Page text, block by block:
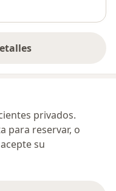
la dirección
privados.
para reservar, o
su